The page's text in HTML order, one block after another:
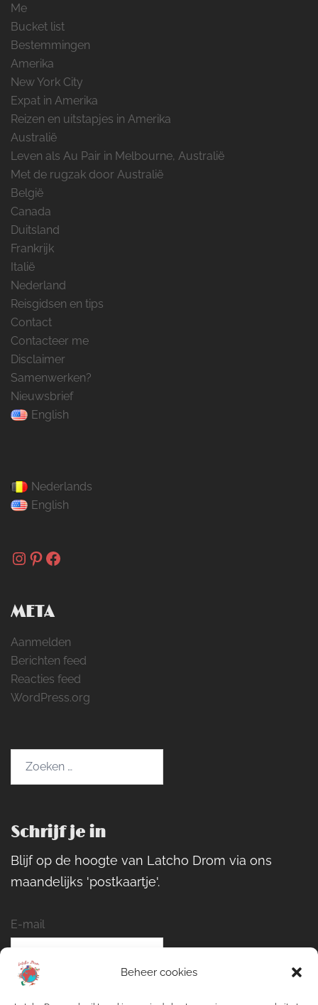
Beheer cookies
Me
Bucket list
Bestemmingen
Amerika
New York City
Expat in Amerika
Reizen en uitstapjes in Amerika
Australië
Leven als Au Pair in Melbourne, Australië
Met de rugzak door Australië
België
Canada
Duitsland
Frankrijk
Italië
Nederland
Reisgidsen en tips
Contact
Contacteer me
Disclaimer
Samenwerken?
Nieuwsbrief
English
Nederlands
English
Instagram
Pinterest
Facebook
META
Aanmelden
Berichten feed
Reacties feed
WordPress.org
Schrijf je in
Blijf op de hoogte van Latcho Drom via ons
maandelijks 'postkaartje'.
E-mail
Naam